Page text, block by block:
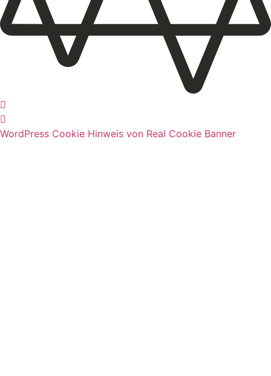
WordPress Cookie Hinweis von Real Cookie Banner